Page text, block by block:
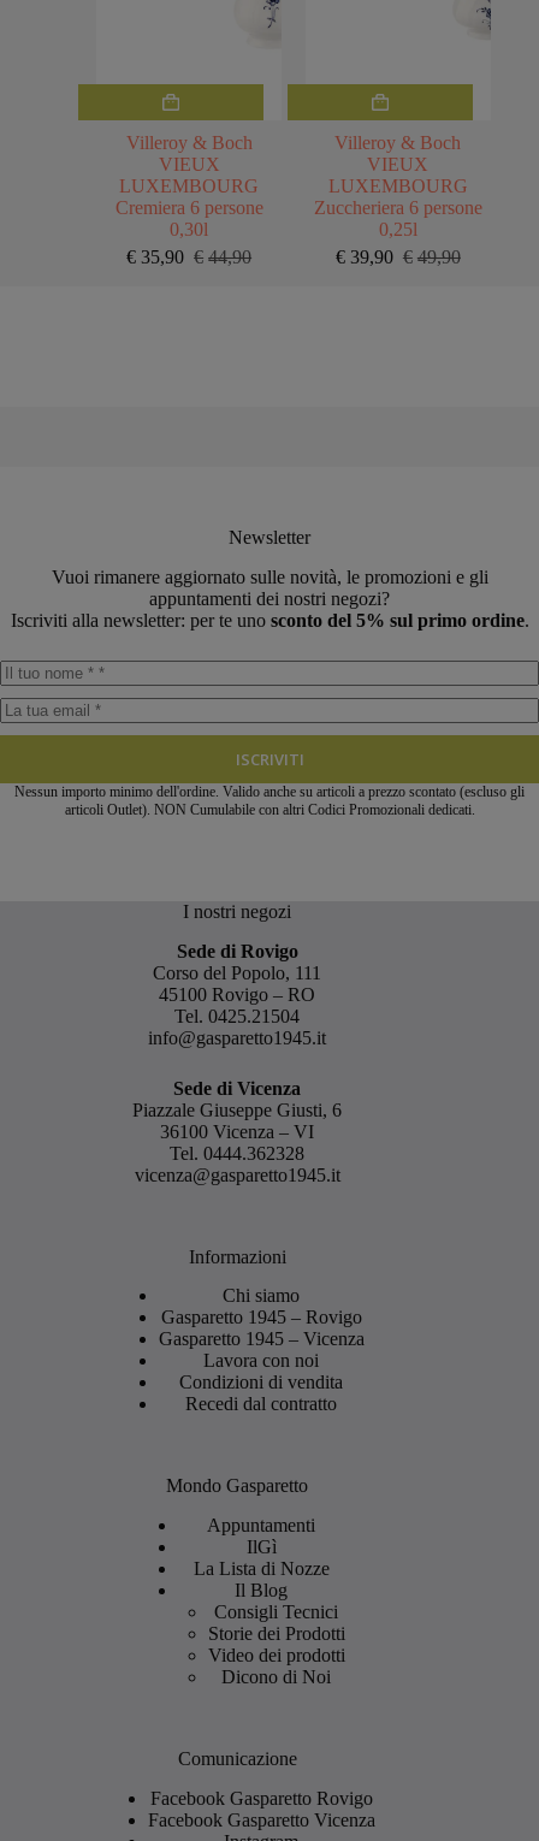
Villeroy & Boch
VIEUX
LUXEMBOURG
Cremiera 6 persone
0,30l
€ 44,90
Il
€ 35,90 Il
Villeroy & Boch
VIEUX
LUXEMBOURG
Zuccheriera 6 persone
0,25l
€ 49,90
Il
€ 39,90 Il
Newsletter
Vuoi rimanere aggiornato sulle novità, le promozioni e gli
appuntamenti dei nostri negozi?
Iscriviti alla newsletter: per te uno sconto del 5% sul primo ordine.
ISCRIVITI
Nessun importo minimo dell'ordine. Valido anche su articoli a prezzo scontato (escluso gli
articoli Outlet). NON Cumulabile con altri Codici Promozionali dedicati.
I nostri negozi
Sede di Rovigo
Corso del Popolo, 111
45100 Rovigo – RO
Tel.0425.21504
info@gasparetto1945.it
Sede di Vicenza
Piazzale Giuseppe Giusti, 6
36100 Vicenza – VI
Tel.0444.362328
vicenza@gasparetto1945.it
Informazioni
Chi siamo
Gasparetto 1945 – Rovigo
Gasparetto 1945 – Vicenza
Lavora con noi
Condizioni di vendita
Recedi dal contratto
Mondo Gasparetto
Appuntamenti
IlGì
La Lista di Nozze
Il Blog
Consigli Tecnici
Storie dei Prodotti
Video dei prodotti
Dicono di Noi
Comunicazione
Facebook Gasparetto Rovigo
Facebook Gasparetto Vicenza